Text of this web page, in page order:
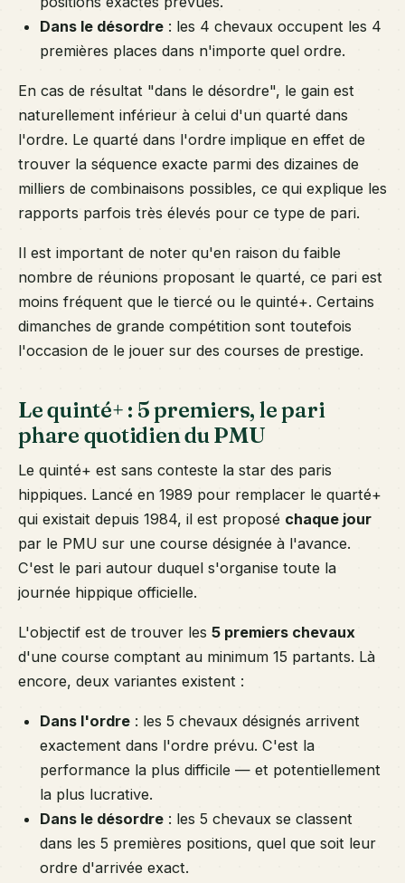
Dans le désordre : les 4 chevaux occupent les 4
premières places dans n'importe quel ordre.
En cas de résultat "dans le désordre", le gain est
naturellement inférieur à celui d'un quarté dans
l'ordre. Le quarté dans l'ordre implique en effet de
trouver la séquence exacte parmi des dizaines de
milliers de combinaisons possibles, ce qui explique les
rapports parfois très élevés pour ce type de pari.
Il est important de noter qu'en raison du faible
nombre de réunions proposant le quarté, ce pari est
moins fréquent que le tiercé ou le quinté+. Certains
dimanches de grande compétition sont toutefois
l'occasion de le jouer sur des courses de prestige.
Le quinté+ : 5 premiers, le pari
phare quotidien du PMU
Le quinté+ est sans conteste la star des paris
hippiques. Lancé en 1989 pour remplacer le quarté+
qui existait depuis 1984, il est proposé chaque jour
par le PMU sur une course désignée à l'avance.
C'est le pari autour duquel s'organise toute la
journée hippique officielle.
L'objectif est de trouver les 5 premiers chevaux
d'une course comptant au minimum 15 partants. Là
encore, deux variantes existent :
Dans l'ordre : les 5 chevaux désignés arrivent
exactement dans l'ordre prévu. C'est la
performance la plus difficile — et potentiellement
la plus lucrative.
Dans le désordre : les 5 chevaux se classent
dans les 5 premières positions, quel que soit leur
ordre d'arrivée exact.